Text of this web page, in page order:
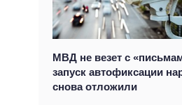
МВД не везет с
запуск автофиксации
снова отложили